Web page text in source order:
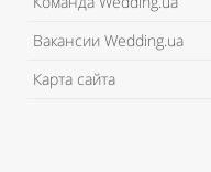
Вакансии Wedding.ua
Карта сайта